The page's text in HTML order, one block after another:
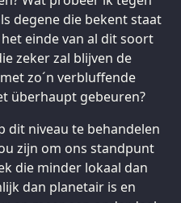
degene die bekent staat
einde van al dit soort
zeker zal blijven de
zo´n verbluffende
überhaupt gebeuren?
dit niveau te behandelen
zijn om ons standpunt
die minder lokaal dan
dan planetair is en